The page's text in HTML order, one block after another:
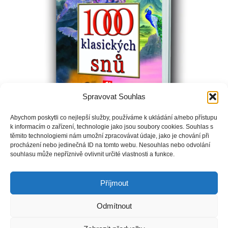
Spravovat Souhlas
Abychom poskytli co nejlepší služby, používáme k ukládání a/nebo přístupu
k informacím o zařízení, technologie jako jsou soubory cookies. Souhlas s
těmito technologiemi nám umožní zpracovávat údaje, jako je chování při
procházení nebo jedinečná ID na tomto webu. Nesouhlas nebo odvolání
souhlasu může nepříznivě ovlivnit určité vlastnosti a funkce.
Příjmout
Odmítnout
pomáhají odhalit naše utajované obavy.